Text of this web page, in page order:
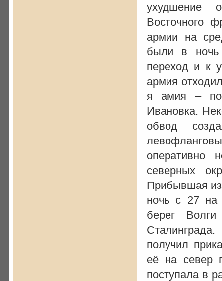
ухудшение
Восточного
армии на
были в ночь
переход и к
армия
я амия – по
Ивановка.
обвод
оперативно
северных
Прибывшая из
ночь с 27 на
берег
получил
её на север
поступала в